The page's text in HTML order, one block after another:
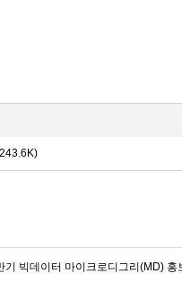
빅데이터 마이크로디그리(MD) 홍